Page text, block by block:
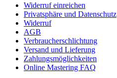
Widerruf einreichen
Privatsphäre und Datenschutz
Widerruf
AGB
Verbraucherschlichtung
Versand und Lieferung
Zahlungsmöglichkeiten
Online Mastering FAQ